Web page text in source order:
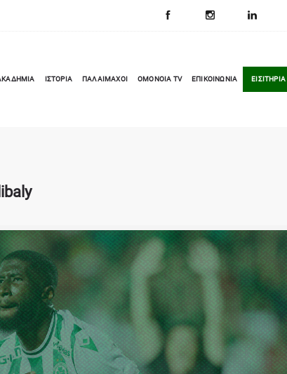
ΙΣΤΟΡΙΑ ΠΑΛΑΙΜΑΧΟΙ OMONOIA TV ΕΠΙΚΟΙΝΩΝΙΑ ΕΙΣΙΤΗΡΙΑ